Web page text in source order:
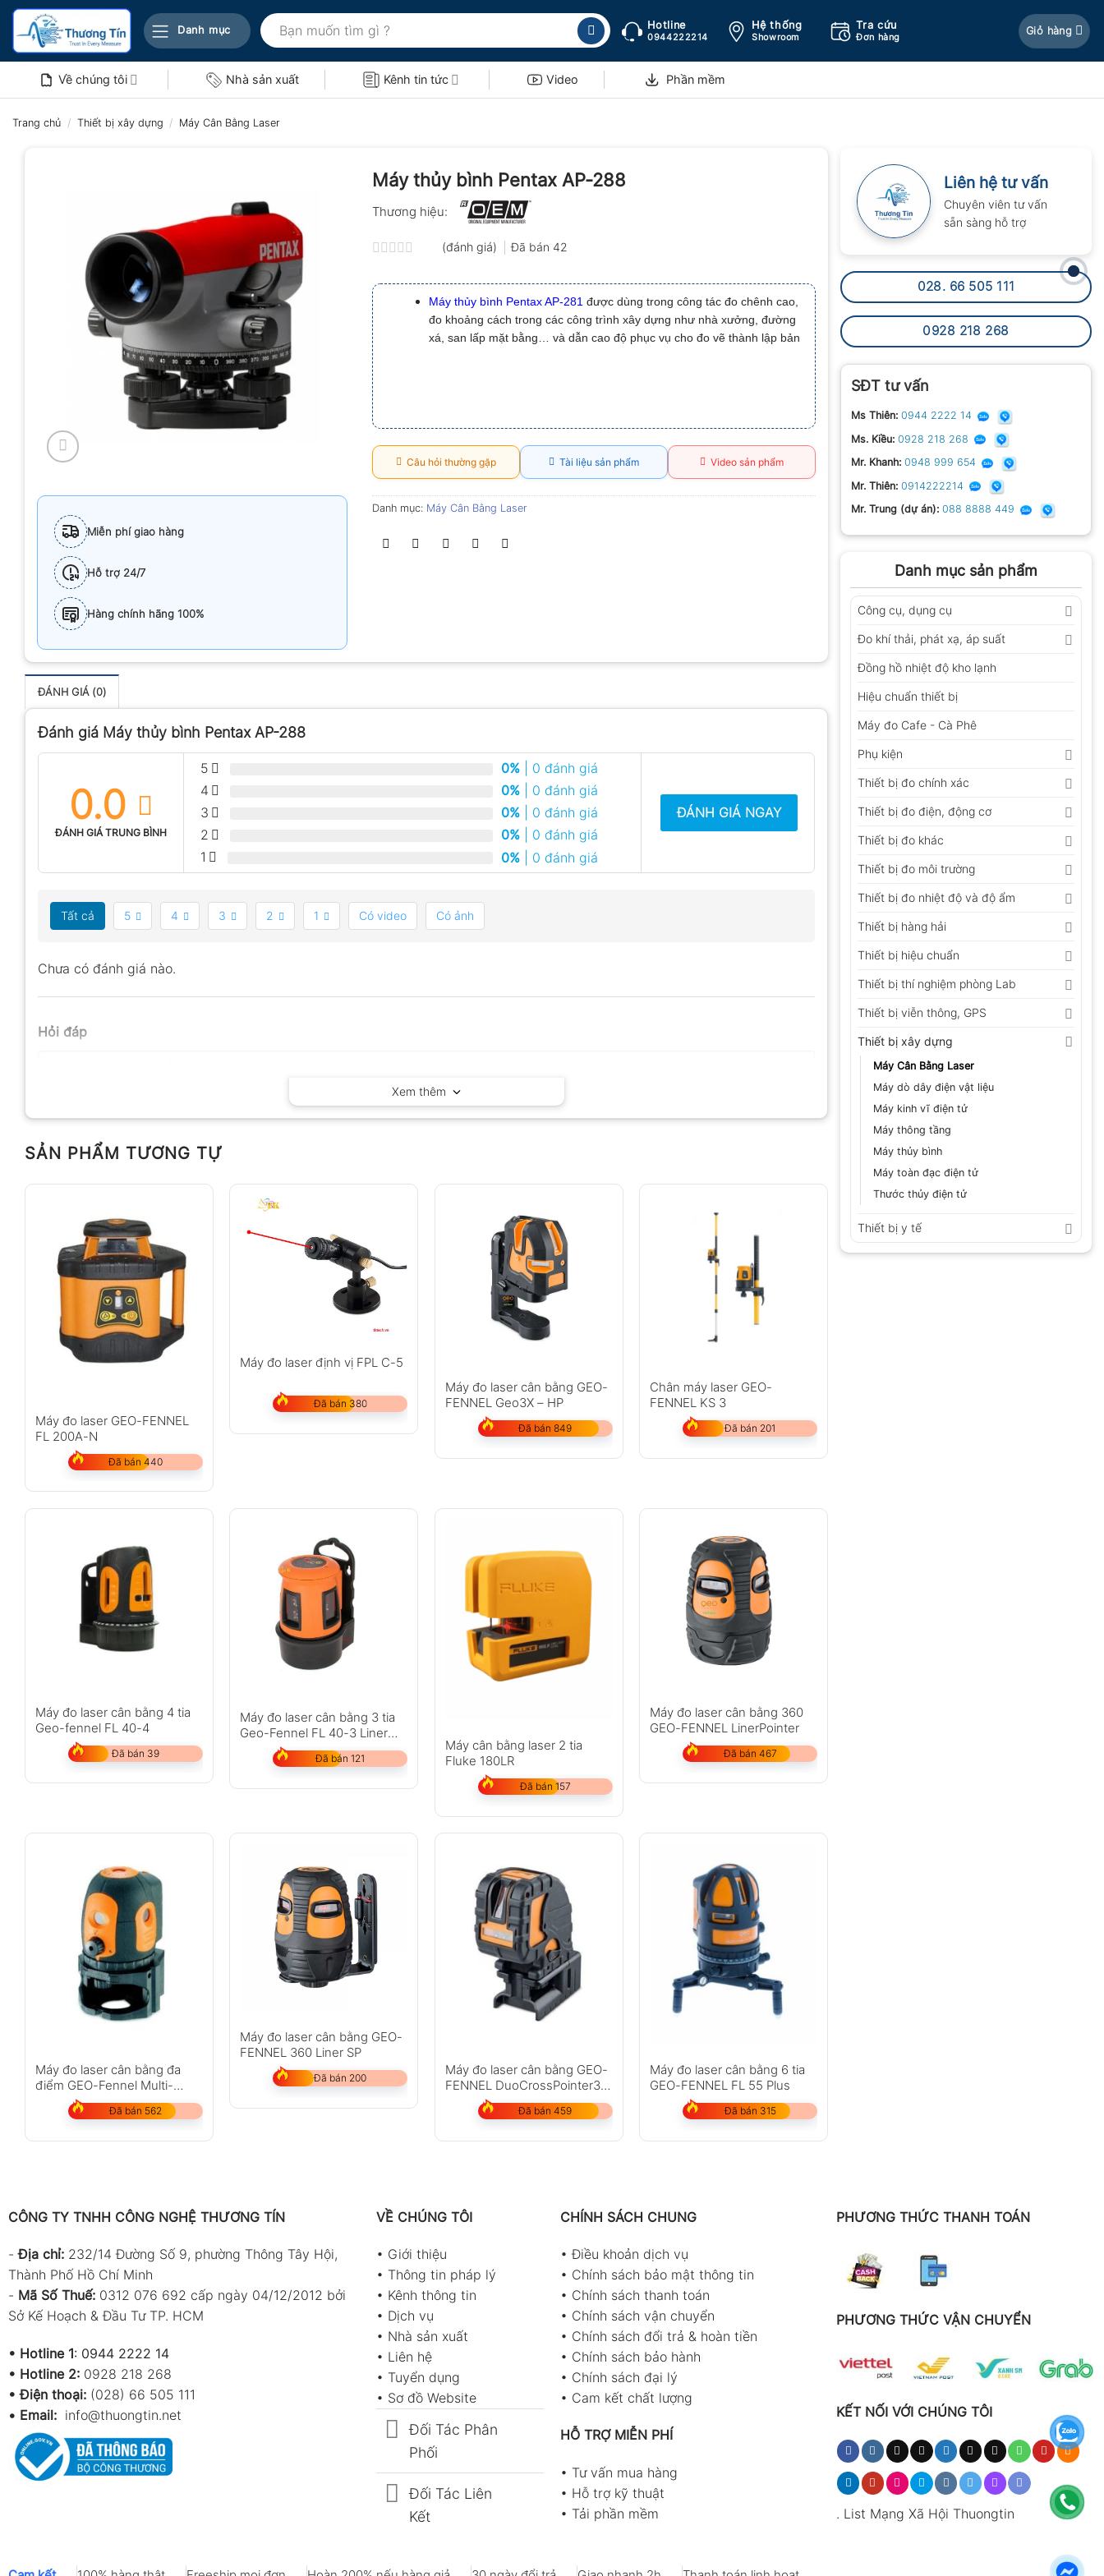
Bỏ
nội
Danh mục
Tìm
kiếm:
Hotline
0944222214
Hệ thống
Showroom
Tra cứu
Đơn hàng
Giỏ hàng
Về chúng tôi Nhà sản xuất Kênh tin tức Video Phần mềm
Trang chủ / Thiết bị xây dựng / Máy Cân Bằng Laser
Liên hệ tư vấn
Chuyên viên tư vấn
sẵn sàng hỗ trợ
028. 66 505 111
0928 218 268
SĐT tư vấn
Ms Thiên: 0944 2222 14
Ms. Kiều: 0928 218 268
Mr. Khanh: 0948 999 654
Mr. Thiên: 0914222214
Mr. Trung (dự án): 088 8888 449
Danh mục sản phẩm
Công cụ, dụng cụ
Đo khí thải, phát xạ, áp suất
Đồng hồ nhiệt độ kho lạnh
Hiệu chuẩn thiết bị
Máy đo Cafe - Cà Phê
Phụ kiện
Thiết bị đo chính xác
Thiết bị đo điện, động cơ
Thiết bị đo khác
Thiết bị đo môi trường
Thiết bị đo nhiệt độ và độ ẩm
Thiết bị hàng hải
Thiết bị hiệu chuẩn
Thiết bị thí nghiệm phòng Lab
Thiết bị viễn thông, GPS
Thiết bị xây dựng
Máy Cân Bằng Laser
Máy dò dây điện vật liệu
Máy kinh vĩ điện tử
Máy thông tầng
Máy thủy bình
Máy toàn đạc điện tử
Thước thủy điện tử
Thiết bị y tế
Miễn phí giao hàng
Hỗ trợ 24/7
Hàng chính hãng 100%
Máy thủy bình Pentax AP-288
Thương hiệu:
xếp
hạng
0.0
5
sao
(đánh giá) Đã bán 42
Máy thủy bình Pentax AP-281 được dùng trong công tác đo chênh cao,
đo khoảng cách trong các công trình xây dựng như nhà xưởng, đường
xá, san lấp mặt bằng… và dẫn cao độ phục vụ cho đo vẽ thành lập bản
Câu hỏi thường gặp Tài liệu sản phẩm Video sản phẩm
Danh mục: Máy Cân Bằng Laser
ĐÁNH GIÁ (0)
Đánh giá Máy thủy bình Pentax AP-288
0.0
ĐÁNH GIÁ TRUNG BÌNH
5 0% | 0 đánh giá
4
0% | 0 đánh giá
3
0% | 0 đánh giá
2
0% | 0 đánh giá
1
0% | 0 đánh giá
ĐÁNH GIÁ NGAY
Tất cả 5 4 3 2 1 Có video Có ảnh
Chưa có đánh giá nào.
Hỏi đáp
Không có bình luận nào
Xem thêm
SẢN PHẨM TƯƠNG TỰ
Máy đo laser GEO-FENNEL
FL 200A-N
Đã bán 440
Máy đo laser định vị FPL C-5
Đã bán 380
Máy đo laser cân bằng GEO-
FENNEL Geo3X – HP
Đã bán 849
Chân máy laser GEO-
FENNEL KS 3
Đã bán 201
Máy đo laser cân bằng 4 tia
Geo-fennel FL 40-4
Đã bán 39
Máy đo laser cân bằng 3 tia
Geo-Fennel FL 40-3 Liner
Đã bán 121
Máy cân bằng laser 2 tia
Fluke 180LR
Đã bán 157
Máy đo laser cân bằng 360
GEO-FENNEL LinerPointer
Đã bán 467
Máy đo laser cân bằng đa
điểm GEO-Fennel Multi-
Pointer
Đã bán 562
Máy đo laser cân bằng GEO-
FENNEL 360 Liner SP
Đã bán 200
Máy đo laser cân bằng GEO-
FENNEL DuoCrossPointer3
Đã bán 459
Máy đo laser cân bằng 6 tia
GEO-FENNEL FL 55 Plus
Đã bán 315
CÔNG TY TNHH CÔNG NGHỆ THƯƠNG TÍN
-Địa chỉ: 232/14 Đường Số 9, phường Thông Tây Hội,
Thành Phố Hồ Chí Minh
- Mã Số Thuế: 0312 076 692 cấp ngày 04/12/2012 bởi
Sở Kế Hoạch & Đầu Tư TP. HCM
• Hotline 1: 0944 2222 14
• Hotline 2: 0928 218 268
• Điện thoại: (028) 66 505 111
• Email: info@thuongtin.net
VỀ CHÚNG TÔI
• Giới thiệu
• Thông tin pháp lý
• Kênh thông tin
• Dịch vụ
• Nhà sản xuất
• Liên hệ
• Tuyển dụng
• Sơ đồ Website
Đối Tác Phân
Phối
Đối Tác Liên
Kết
CHÍNH SÁCH CHUNG
•Điều khoản dịch vụ
• Chính sách bảo mật thông tin
• Chính sách thanh toán
• Chính sách vận chuyển
• Chính sách đổi trả & hoàn tiền
• Chính sách bảo hành
• Chính sách đại lý
• Cam kết chất lượng
HỖ TRỢ MIỄN PHÍ
• Tư vấn mua hàng
• Hỗ trợ kỹ thuật
• Tải phần mềm
PHƯƠNG THỨC THANH TOÁN
PHƯƠNG THỨC VẬN CHUYỂN
KẾT NỐI VỚI CHÚNG TÔI
. List Mạng Xã Hội Thuongtin